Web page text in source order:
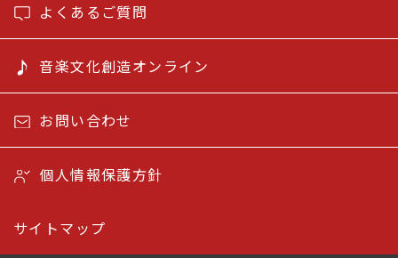
よくあるご質問
音楽文化創造オンライン
お問い合わせ
個人情報保護方針
サイトマップ